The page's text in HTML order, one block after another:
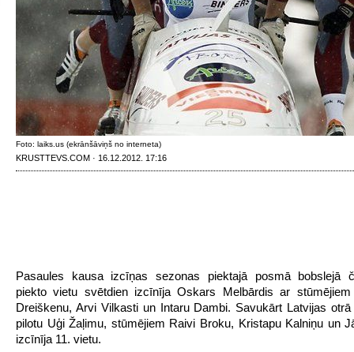
Foto: laiks.us (ekrānšāviņš no interneta)
KRUSTTEVS.COM · 16.12.2012. 17:16
Pasaules kausa izcīņas sezonas piektajā posmā bobslejā
piekto vietu svētdien izcīnīja Oskars Melbārdis ar stūmējiem
Dreiškenu, Arvi Vilkasti un Intaru Dambi. Savukārt Latvijas
pilotu Uģi Žaļimu, stūmējiem Raivi Broku, Kristapu Kalniņu un
izcīnīja 11. vietu.